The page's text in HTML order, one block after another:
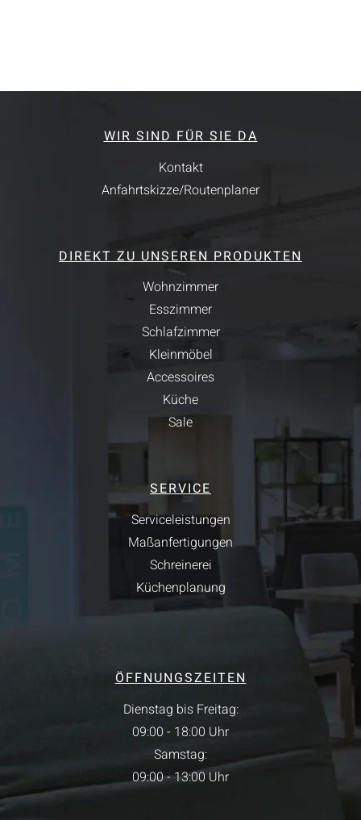
WIR SIND FÜR SIE DA
Kontakt
Anfahrtskizze/Routenplaner
DIREKT ZU UNSEREN PRODUKTEN
Wohnzimmer
Esszimmer
Schlafzimmer
Kleinmöbel
Accessoires
Küche
Sale
SERVICE
Serviceleistungen
Maßanfertigungen
Schreinerei
Küchenplanung
ÖFFNUNGSZEITEN
Dienstag bis Freitag:
09:00 - 18:00 Uhr
Samstag:
09:00 - 13:00 Uhr